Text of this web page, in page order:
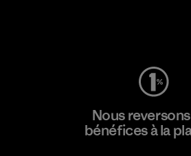
Nous
bénéfices à la